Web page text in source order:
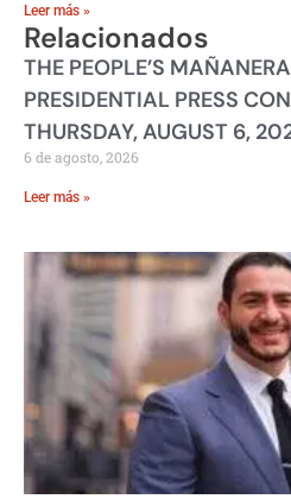
Leer más »
Relacionados
THE PEOPLE’S
PRESIDENTIAL PRESS
THURSDAY, AUGUST 6,
6 de agosto, 2026
Leer más »